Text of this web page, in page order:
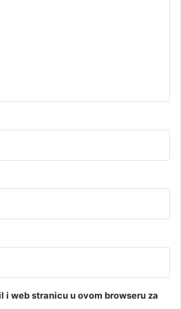
i web stranicu u ovom browseru za